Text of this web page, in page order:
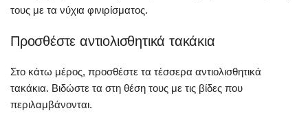
τους με τα νύχια φινιρίσματος.
Προσθέστε αντιολισθητικά τακάκια
Στο κάτω μέρος, προσθέστε τα τέσσερα αντιολισθητικά
τακάκια. Βιδώστε τα στη θέση τους με τις βίδες που
περιλαμβάνονται.